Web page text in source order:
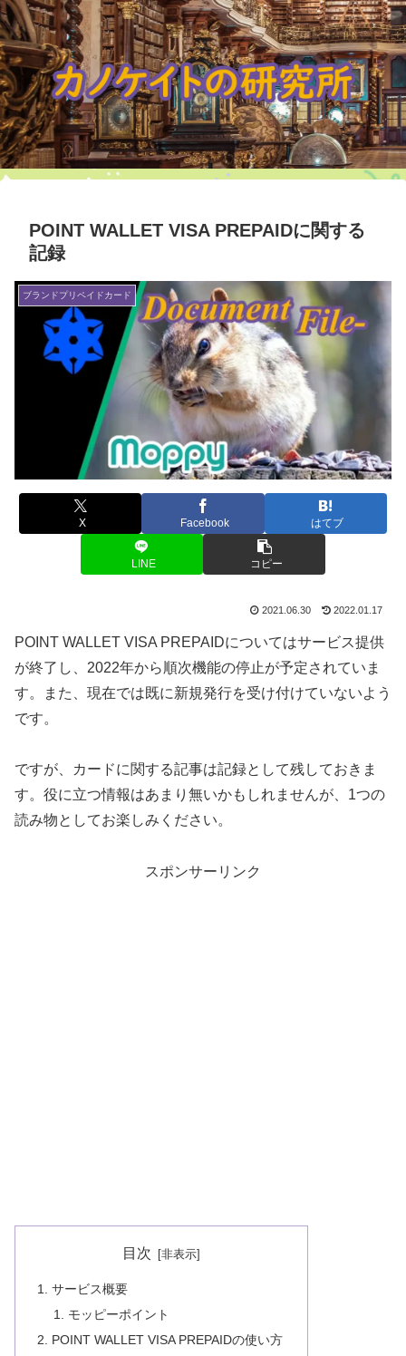
POINT WALLET VISA PREPAIDに関する
記録
ブランドプリペイドカード
X Facebook はてブ
LINE コピー
2021.06.30 2022.01.17
POINT WALLET VISA PREPAIDについてはサービス提供
が終了し、2022年から順次機能の停止が予定されていま
す。また、現在では既に新規発行を受け付けていないよう
です。
ですが、カードに関する記事は記録として残しておきま
す。役に立つ情報はあまり無いかもしれませんが、1つの
読み物としてお楽しみください。
スポンサーリンク
目次
サービス概要
モッピーポイント
POINT WALLET VISA PREPAIDの使い方